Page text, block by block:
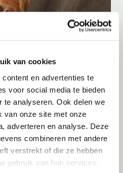
van cookies
en advertenties te
voor social media te bieden
te analyseren. Ook delen we
van onze site met onze
adverteren en analyse. Deze
combineren met andere
verstrekt of die ze hebben
gebruik van hun services.